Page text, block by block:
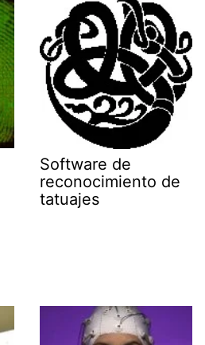
Software de
reconocimiento de
tatuajes